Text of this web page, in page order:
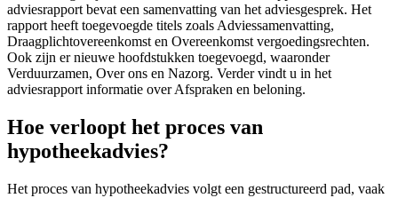
adviesrapport bevat een samenvatting van het adviesgesprek. Het
rapport heeft toegevoegde titels zoals Adviessamenvatting,
Draagplichtovereenkomst en Overeenkomst vergoedingsrechten.
Ook zijn er nieuwe hoofdstukken toegevoegd, waaronder
Verduurzamen, Over ons en Nazorg. Verder vindt u in het
adviesrapport informatie over Afspraken en beloning.
Hoe verloopt het proces van
hypotheekadvies?
Het proces van hypotheekadvies volgt een gestructureerd pad, vaak